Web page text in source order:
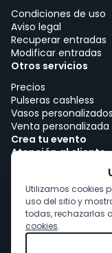
Condiciones de uso
Aviso legal
Recuperar entradas
Modificar entradas
Otros servicios
Precios
Pulseras cashless
Vasos personalizados
Venta personalizada
Crea tu evento
Atención al cliente
Consentimiento
Utilizamos cookies
uso del sitio y
todas, rechazarlas
cookies.